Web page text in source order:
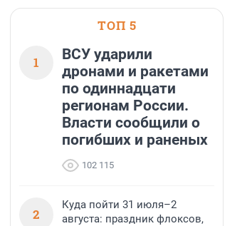
ТОП 5
1
ВСУ ударили
дронами и ракетами
по одиннадцати
регионам России.
Власти сообщили о
погибших и раненых
102 115
2
Куда пойти 31 июля–2
августа: праздник флоксов,